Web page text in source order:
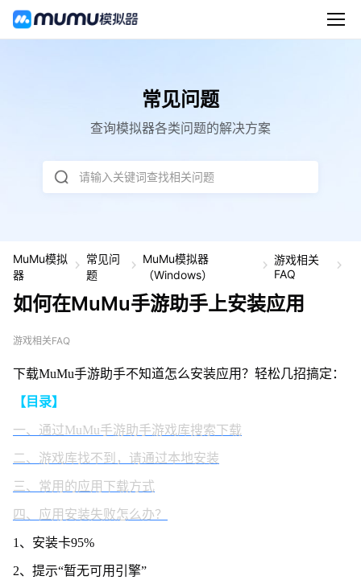
常见问题
查询模拟器各类问题的解决方案
请输入关键词查找相关问题
MuMu模拟
器
常见问
题
MuMu模拟器
（Windows）
游戏相关
FAQ
如何在MuMu手游助手上安装应用
游戏相关FAQ
下载MuMu手游助手不知道怎么安装应用？轻松几招搞定：
【目录】
一、通过MuMu手游助手游戏库搜索下载
二、游戏库找不到，请通过本地安装
三、常用的应用下载方式
四、应用安装失败怎么办？
1、安装卡95%
2、提示“暂无可用引擎”